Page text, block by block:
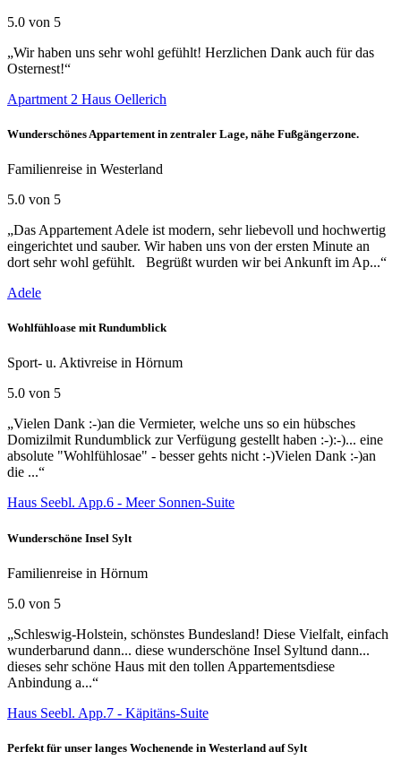
5.0 von 5
„Wir haben uns sehr wohl gefühlt! Herzlichen Dank auch für das
Osternest!“
Apartment 2 Haus Oellerich
Wunderschönes Appartement in zentraler Lage, nähe Fußgängerzone.
Familienreise in Westerland
5.0 von 5
„Das Appartement Adele ist modern, sehr liebevoll und hochwertig
eingerichtet und sauber. Wir haben uns von der ersten Minute an
dort sehr wohl gefühlt. Begrüßt wurden wir bei Ankunft im Ap...“
Adele
Wohlfühloase mit Rundumblick
Sport- u. Aktivreise in Hörnum
5.0 von 5
„Vielen Dank :-)an die Vermieter, welche uns so ein hübsches
Domizilmit Rundumblick zur Verfügung gestellt haben :-):-)... eine
absolute "Wohlfühlosae" - besser gehts nicht :-)Vielen Dank :-)an
die ...“
Haus Seebl. App.6 - Meer Sonnen-Suite
Wunderschöne Insel Sylt
Familienreise in Hörnum
5.0 von 5
„Schleswig-Holstein, schönstes Bundesland! Diese Vielfalt, einfach
wunderbarund dann... diese wunderschöne Insel Syltund dann...
dieses sehr schöne Haus mit den tollen Appartementsdiese
Anbindung a...“
Haus Seebl. App.7 - Käpitäns-Suite
Perfekt für unser langes Wochenende in Westerland auf Sylt